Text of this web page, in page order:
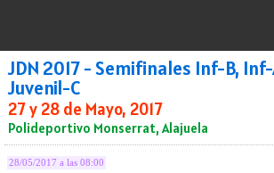
JDN 2017 - Semifinales Inf-B,
Juvenil-C
27 y 28 de Mayo, 2017
Polideportivo Monserrat, Alajuela
28/05/2017 a las 08:00